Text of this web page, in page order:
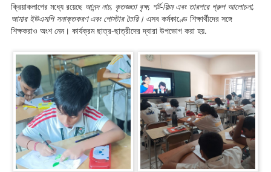
ক্রিয়াকলাপের মধ্যে রয়েছে আনন্দ নাচ, কৃতজ্ঞতা বৃক্ষ, শর্ট-ফিল্ম এবং তারপরে গ্রুপ আলোচনা,
আমার ইউএসপি সনাক্তকরণ এবং পোস্টার তৈরি। এসব কর্মকাণ্ডে শিক্ষার্থীদের সঙ্গে
শিক্ষকরাও অংশ নেন। কার্যক্রম ছাত্র-ছাত্রীদের দ্বারা উপভোগ করা হয়.